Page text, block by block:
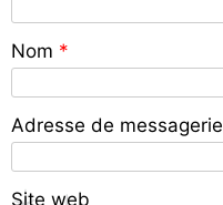
Nom *
Adresse de messagerie
Site web